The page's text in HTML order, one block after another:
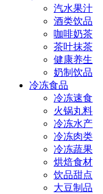
汽水果汁
酒类饮品
咖啡奶茶
茶叶抹茶
健康养生
奶制饮品
冷冻食品
冷冻速食
火锅丸料
冷冻水产
冷冻肉类
冷冻蔬果
烘焙食材
饮品甜点
大豆制品